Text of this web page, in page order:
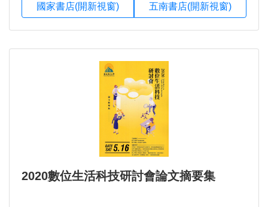
國家書店(開新視窗) 五南書店(開新視窗)
2020數位生活科技研討會論文摘要集